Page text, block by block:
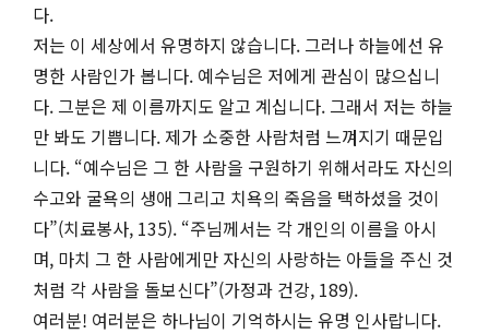
다.
저는 이 세상에서 유명하지 않습니다. 그러나 하늘에선 유
명한 사람인가 봅니다. 예수님은 저에게 관심이 많으십니
다. 그분은 제 이름까지도 알고 계십니다. 그래서 저는 하늘
만 봐도 기쁩니다. 제가 소중한 사람처럼 느껴지기 때문입
니다. “예수님은 그 한 사람을 구원하기 위해서라도 자신의
수고와 굴욕의 생애 그리고 치욕의 죽음을 택하셨을 것이
다”(치료봉사, 135). “주님께서는 각 개인의 이름을 아시
며, 마치 그 한 사람에게만 자신의 사랑하는 아들을 주신 것
처럼 각 사람을 돌보신다”(가정과 건강, 189).
여러분! 여러분은 하나님이 기억하시는 유명 인사랍니다.